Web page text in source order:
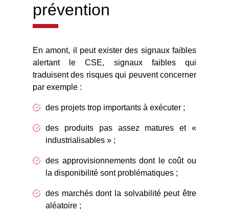
prévention
En amont, il peut exister des signaux faibles
alertant le CSE, signaux faibles qui
traduisent des risques qui peuvent concerner
par exemple :
des projets trop importants à exécuter ;
des produits pas assez matures et «
industrialisables » ;
des approvisionnements dont le coût ou
la disponibilité sont problématiques ;
des marchés dont la solvabilité peut être
aléatoire ;